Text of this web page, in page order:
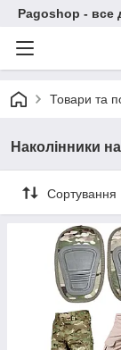
Pagoshop - все
Товари та
Наколінники
Сортування